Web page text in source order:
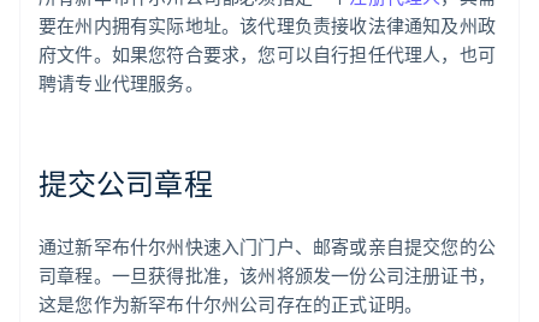
要在州内拥有实际地址。该代理负责接收法律通知及州政
府文件。如果您符合要求，您可以自行担任代理人，也可
聘请专业代理服务。
提交公司章程
通过新罕布什尔州快速入门门户、邮寄或亲自提交您的公
司章程。一旦获得批准，该州将颁发一份公司注册证书，
这是您作为新罕布什尔州公司存在的正式证明。